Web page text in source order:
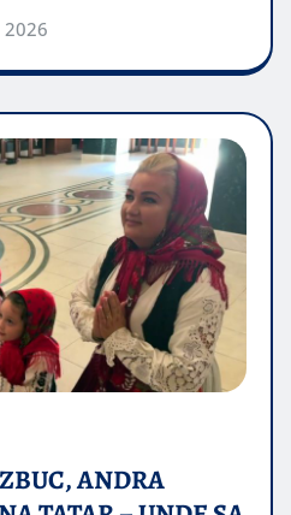
2026
ANDRA